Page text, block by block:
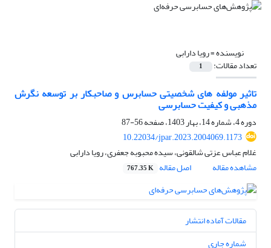
نویسنده =رویا دارابی
تعداد مقالات: 1
تاثیر مولفه های شخصیتی حسابرس و صاحبکار بر توسعه نگرش
مذهبی و کیفیت حسابرسی
دوره 4، شماره 14، بهار 1403، صفحه
56-87
10.22034/jpar.2023.2004069.1173
غلام عباس عزتی شالقونی، سیده محبوبه جعفری، رویا دارابی
مشاهده مقاله
اصل مقاله 767.35 K
مقالات آماده انتشار
شماره جاری